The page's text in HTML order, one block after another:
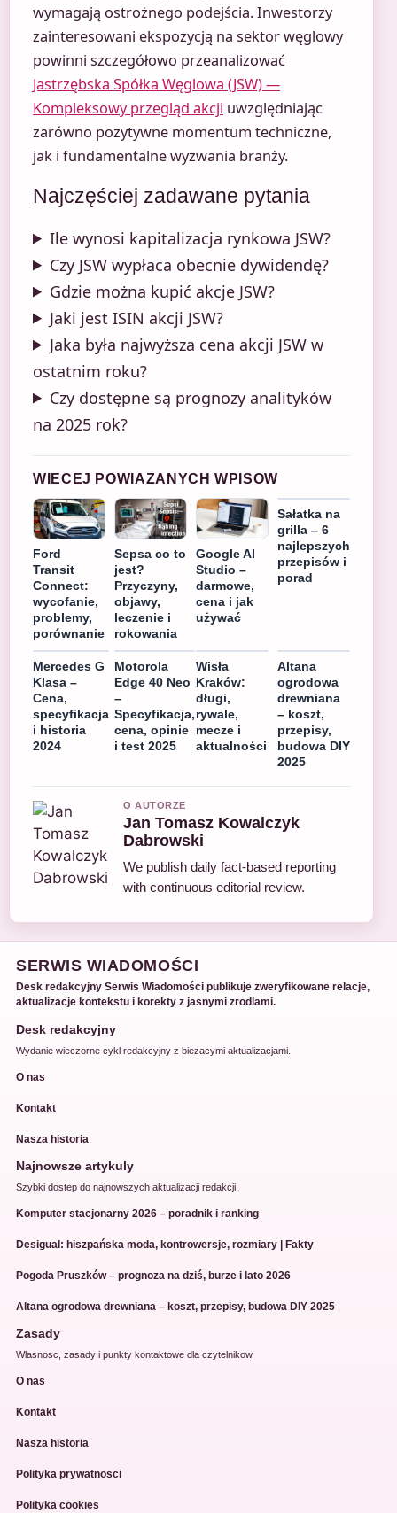
wymagają ostrożnego podejścia. Inwestorzy
zainteresowani ekspozycją na sektor węglowy
powinni szczegółowo przeanalizować
Jastrzębska Spółka Węglowa (JSW) —
Kompleksowy przegląd akcji uwzględniając
zarówno pozytywne momentum techniczne,
jak i fundamentalne wyzwania branży.
Najczęściej zadawane pytania
Ile wynosi kapitalizacja rynkowa JSW?
Czy JSW wypłaca obecnie dywidendę?
Gdzie można kupić akcje JSW?
Jaki jest ISIN akcji JSW?
Jaka była najwyższa cena akcji JSW w
ostatnim roku?
Czy dostępne są prognozy analityków
na 2025 rok?
WIECEJ POWIAZANYCH WPISOW
Ford
Transit
Connect:
wycofanie,
problemy,
porównanie
Sepsa co to
jest?
Przyczyny,
objawy,
leczenie i
rokowania
Google AI
Studio –
darmowe,
cena i jak
używać
Sałatka na
grilla – 6
najlepszych
przepisów i
porad
Mercedes G
Klasa –
Cena,
specyfikacja
i historia
2024
Motorola
Edge 40 Neo
–
Specyfikacja,
cena, opinie
i test 2025
Wisła
Kraków:
długi,
rywale,
mecze i
aktualności
Altana
ogrodowa
drewniana
– koszt,
przepisy,
budowa DIY
2025
O AUTORZE
Jan Tomasz Kowalczyk
Dabrowski
We publish daily fact-based reporting
with continuous editorial review.
SERWIS WIADOMOŚCI
Desk redakcyjny Serwis Wiadomości publikuje zweryfikowane relacje,
aktualizacje kontekstu i korekty z jasnymi zrodlami.
Desk redakcyjny
Wydanie wieczorne cykl redakcyjny z biezacymi aktualizacjami.
O nas
Kontakt
Nasza historia
Najnowsze artykuly
Szybki dostep do najnowszych aktualizacji redakcji.
Komputer stacjonarny 2026 – poradnik i ranking
Desigual: hiszpańska moda, kontrowersje, rozmiary | Fakty
Pogoda Pruszków – prognoza na dziś, burze i lato 2026
Altana ogrodowa drewniana – koszt, przepisy, budowa DIY 2025
Zasady
Wlasnosc, zasady i punkty kontaktowe dla czytelnikow.
O nas
Kontakt
Nasza historia
Polityka prywatnosci
Polityka cookies